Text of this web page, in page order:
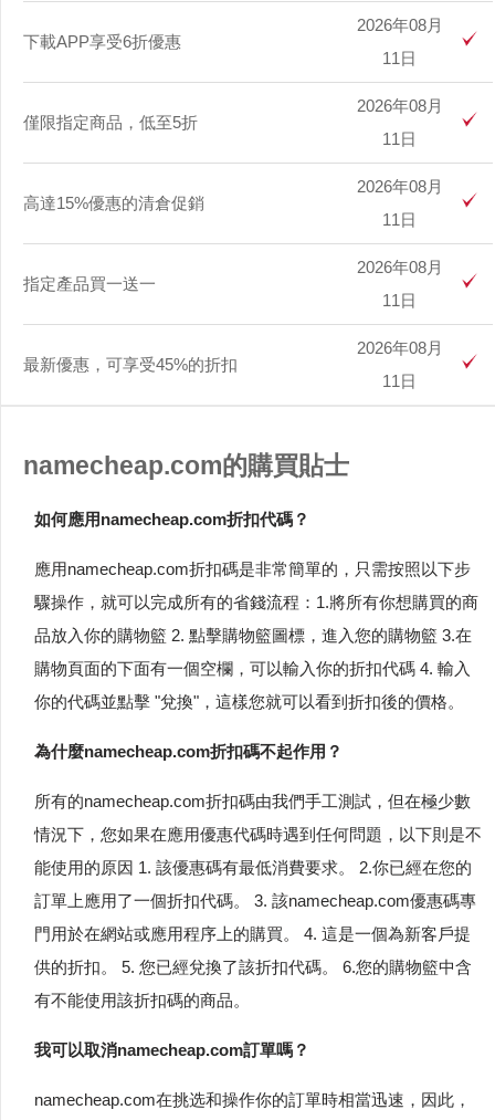
下載APP享受6折優惠
2026年08月
11日
僅限指定商品，低至5折
2026年08月
11日
高達15%優惠的清倉促銷
2026年08月
11日
指定產品買一送一
2026年08月
11日
最新優惠，可享受45%的折扣
2026年08月
11日
namecheap.com的購買貼士
如何應用namecheap.com折扣代碼？
應用namecheap.com折扣碼是非常簡單的，只需按照以下步
驟操作，就可以完成所有的省錢流程：1.將所有你想購買的商
品放入你的購物籃 2. 點擊購物籃圖標，進入您的購物籃 3.在
購物頁面的下面有一個空欄，可以輸入你的折扣代碼 4. 輸入
你的代碼並點擊 "兌換"，這樣您就可以看到折扣後的價格。
為什麼namecheap.com折扣碼不起作用？
所有的namecheap.com折扣碼由我們手工測試，但在極少數
情況下，您如果在應用優惠代碼時遇到任何問題，以下則是不
能使用的原因 1. 該優惠碼有最低消費要求。 2.你已經在您的
訂單上應用了一個折扣代碼。 3. 該namecheap.com優惠碼專
門用於在網站或應用程序上的購買。 4. 這是一個為新客戶提
供的折扣。 5. 您已經兌換了該折扣代碼。 6.您的購物籃中含
有不能使用該折扣碼的商品。
我可以取消namecheap.com訂單嗎？
namecheap.com在挑选和操作你的訂單時相當迅速，因此，